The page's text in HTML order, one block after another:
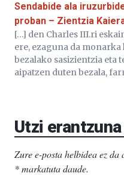
Sendabide ala
proban – Zientzia
[…] den Charles III.ri
ere, ezaguna da
bezalako sasizientzia eta
aipatzen duten bezala,
Utzi erantzuna
Zure e-posta helbidea ez da
*markatuta daude.